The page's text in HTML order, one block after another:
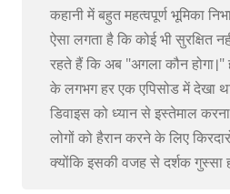
कहानी में बहुत महत्वपूर्ण भूमिका
ऐसा लगता है कि कोई भी सुरक्षित
रहते हैं कि अब "अगला कौन
के लगभग हर एक एपिसोड में देखा
डिवाइस को ध्यान से इस्तेमाल
लोगों को हैरान करने के लिए
क्योंकि इसकी वजह से दर्शक गुस्सा